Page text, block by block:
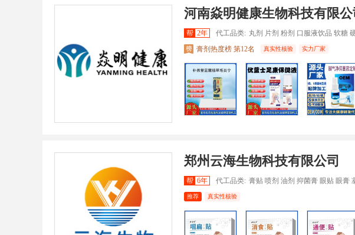
河南焱明健康生物科技有限公
帮 2年 代工品类: 丸剂 片剂 粉剂 口服液饮品 软糖 硬胶囊 软胶
膏剂热度榜 第12名
真实性核验 实力厂家
郑州云海生物科技有限公司
帮 6年 代工品类: 膏贴 喷剂 油剂 抑菌膏 眼贴 眼膏
推荐 真实性核验